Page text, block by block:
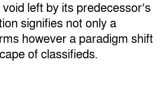
left by its predecessor’s
signifies not only a
however a paradigm shift
of classifieds.